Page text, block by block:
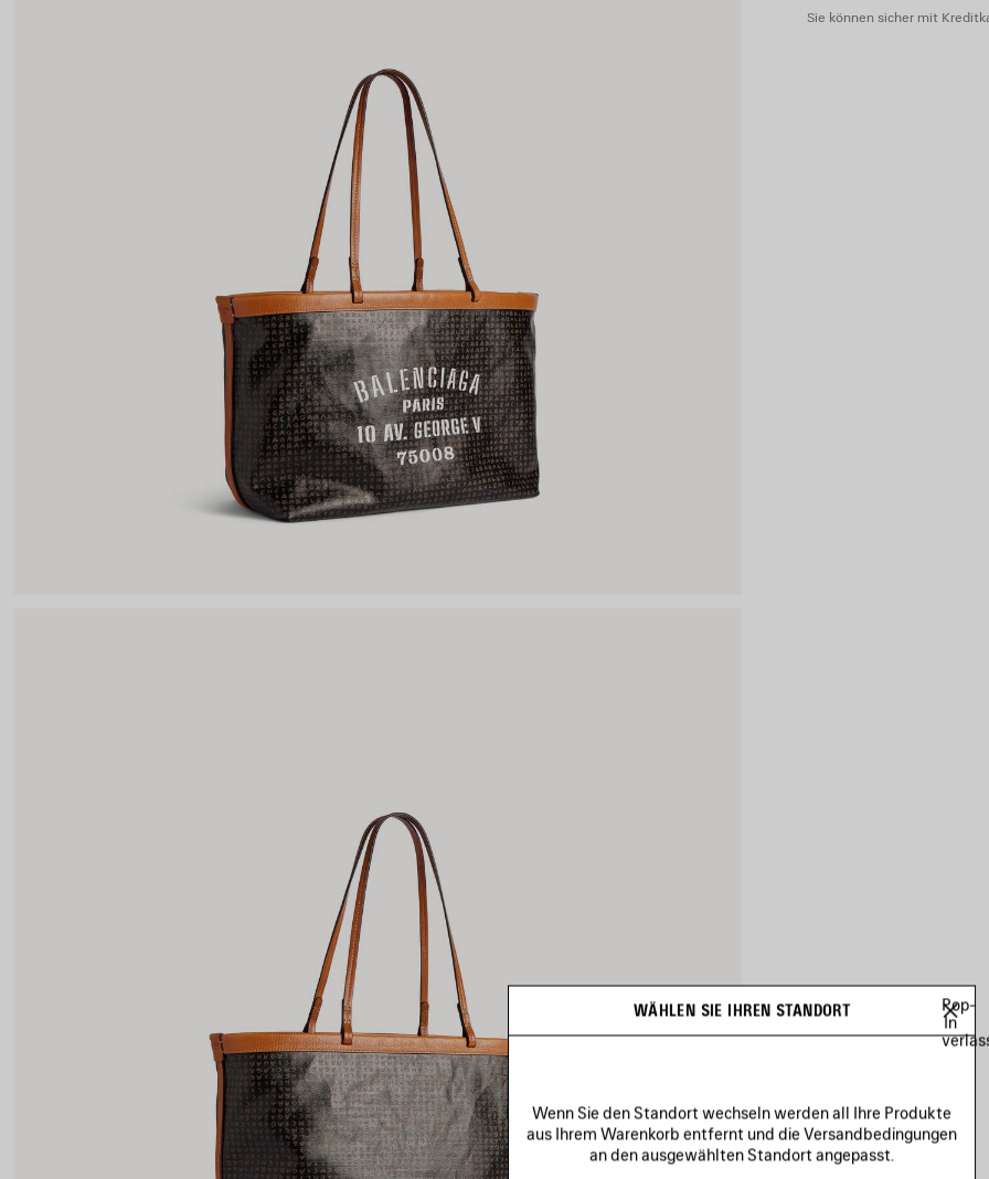
Sie können sicher mit
WÄHLEN SIE IHREN STANDORT
Pop-
In
Wenn Sie den Standort wechseln werden all Ihre Produkte
aus Ihrem Warenkorb entfernt und die Versandbedingungen
an den ausgewählten Standort angepasst.